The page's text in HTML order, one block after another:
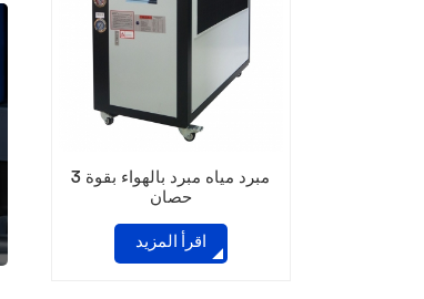
مبرد مياه مبرد بالهواء بقوة 3
حصان
اقرأ المزيد